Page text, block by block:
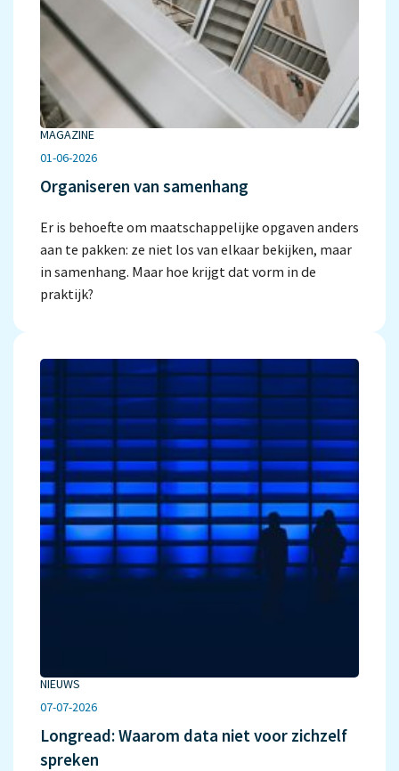
MAGAZINE
01-06-2026
Organiseren van samenhang
Er is behoefte om maatschappelijke opgaven anders
aan te pakken: ze niet los van elkaar bekijken, maar
in samenhang. Maar hoe krijgt dat vorm in de
praktijk?
NIEUWS
07-07-2026
Longread: Waarom data niet voor zichzelf
spreken